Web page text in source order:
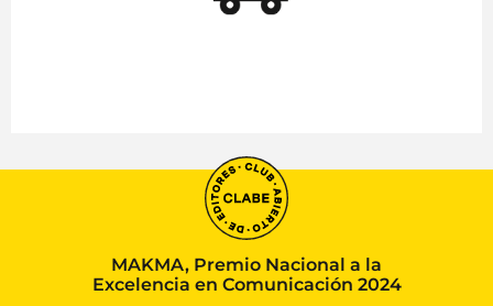
MAKMA, Premio Nacional a la
Excelencia en Comunicación 2024